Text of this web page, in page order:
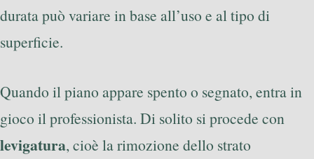
durata può variare in base all’uso e al tipo di
superficie.
Quando il piano appare spento o segnato, entra in
gioco il professionista. Di solito si procede con
levigatura, cioè la rimozione dello strato